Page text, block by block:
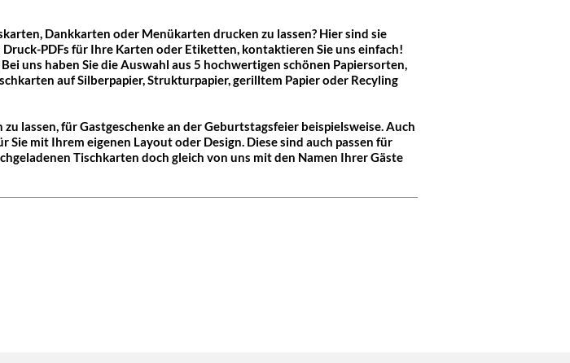
Dankkarten oder Menükarten drucken zu lassen? Hier sind sie
PDFs für Ihre Karten oder Etiketten, kontaktieren Sie uns einfach!
uns haben Sie die Auswahl aus 5 hochwertigen schönen Papiersorten,
auf Silberpapier, Strukturpapier, gerilltem Papier oder Recyling
lassen, für Gastgeschenke an der Geburtstagsfeier beispielsweise. Auch
mit Ihrem eigenen Layout oder Design. Diese sind auch passen für
Tischkarten doch gleich von uns mit den Namen Ihrer Gäste